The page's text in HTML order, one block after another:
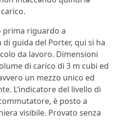
prima riguardo a
guida del Porter, qui si ha
da lavoro. Dimensioni
di carico di 3 m cubi ed
un mezzo unico ed
L’indicatore del livello di
è posto a
visibile. Provato senza